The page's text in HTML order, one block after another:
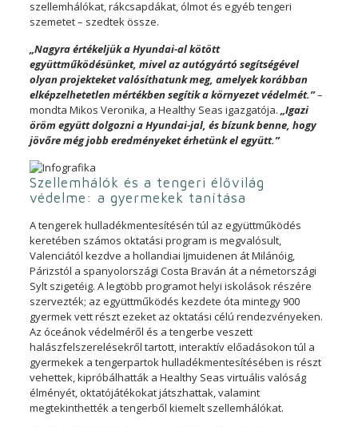
szellemhálókat, rákcsapdákat, ólmot és egyéb tengeri
szemetet – szedtek össze.
„Nagyra értékeljük a Hyundai-al kötött
együttműködésünket, mivel az autógyártó segítségével
olyan projekteket valósíthatunk meg, amelyek korábban
elképzelhetetlen mértékben segítik a környezet védelmét.”–
mondta Mikos Veronika, a Healthy Seas igazgatója. „Igazi
öröm együtt dolgozni a Hyundai-jal, és bízunk benne, hogy
jövőre még jobb eredményeket érhetünk el együtt.”
Szellemhálók és a tengeri élővilág
védelme: a gyermekek tanítása
A tengerek hulladékmentesítésén túl az együttműködés
keretében számos oktatási program is megvalósult,
Valenciától kezdve a hollandiai Ijmuidenen át Milánóig,
Párizstól a spanyolországi Costa Braván át a németországi
Sylt szigetéig. A legtöbb programot helyi iskolások részére
szervezték; az együttműködés kezdete óta mintegy 900
gyermek vett részt ezeket az oktatási célú rendezvényeken.
Az óceánok védelméről és a tengerbe veszett
halászfelszerelésekről tartott, interaktív előadásokon túl a
gyermekek a tengerpartok hulladékmentesítésében is részt
vehettek, kipróbálhatták a Healthy Seas virtuális valóság
élményét, oktatójátékokat játszhattak, valamint
megtekinthették a tengerből kiemelt szellemhálókat.